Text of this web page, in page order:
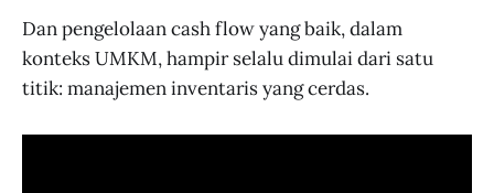
Dan pengelolaan cash flow yang baik, dalam
konteks UMKM, hampir selalu dimulai dari satu
titik: manajemen inventaris yang cerdas.